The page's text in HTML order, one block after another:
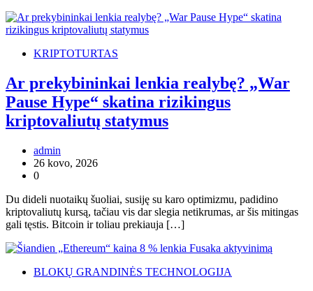
KRIPTOTURTAS
Ar prekybininkai lenkia realybę? „War
Pause Hype“ skatina rizikingus
kriptovaliutų statymus
admin
26 kovo, 2026
0
Du dideli nuotaikų šuoliai, susiję su karo optimizmu, padidino
kriptovaliutų kursą, tačiau vis dar slegia netikrumas, ar šis mitingas
gali tęstis. Bitcoin ir toliau prekiauja […]
BLOKŲ GRANDINĖS TECHNOLOGIJA